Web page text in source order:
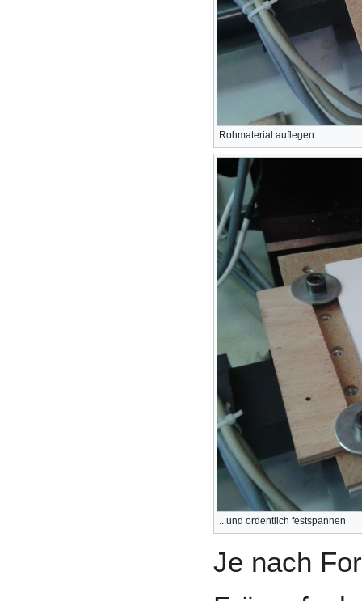
Rohmaterial auflegen...
...und ordentlich festspannen
Je nach